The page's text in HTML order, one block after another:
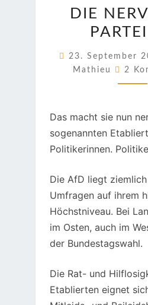
DIE
23. September
Mathieu
2
Das macht sie nun
sogenannten
Politikerinnen.
Die AfD liegt
Umfragen auf ihrem
Höchstniveau. Bei
im Osten, auch im
der Bundestagswahl.
Die Rat- und
Etablierten eignet